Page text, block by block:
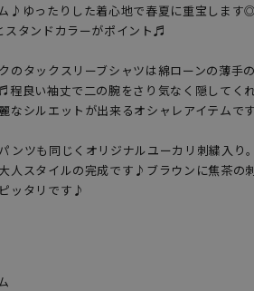
♪ゆったりした着心地で春夏に重宝します◎
スタンドカラーがポイント♬
のタックスリーブシャツは綿ローンの薄
程良い袖丈で二の腕をさり気なく隠してく
なシルエットが出来るオシャレアイテムで
ンツも同じくオリジナルユーカリ刺繍入り
人スタイルの完成です♪ブラウンに焦茶の
ッタリです♪